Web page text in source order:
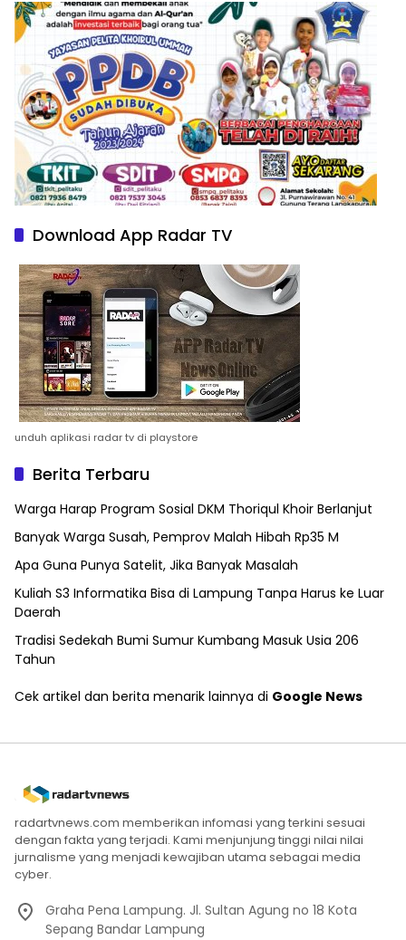
Download App Radar TV
unduh aplikasi radar tv di playstore
Berita Terbaru
Warga Harap Program Sosial DKM Thoriqul Khoir Berlanjut
Banyak Warga Susah, Pemprov Malah Hibah Rp35 M
Apa Guna Punya Satelit, Jika Banyak Masalah
Kuliah S3 Informatika Bisa di Lampung Tanpa Harus ke Luar
Daerah
Tradisi Sedekah Bumi Sumur Kumbang Masuk Usia 206
Tahun
Cek artikel dan berita menarik lainnya di Google News
radartvnews.com memberikan infomasi yang terkini sesuai
dengan fakta yang terjadi. Kami menjunjung tinggi nilai nilai
jurnalisme yang menjadi kewajiban utama sebagai media
cyber.
Graha Pena Lampung. Jl. Sultan Agung no 18 Kota
Sepang Bandar Lampung